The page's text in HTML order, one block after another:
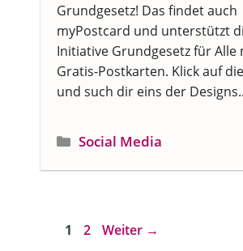
Grundgesetz! Das findet auch
myPostcard und unterstützt
Initiative Grundgesetz für Alle
Gratis-Postkarten. Klick auf
und such dir eins der
Kategorien
Social Media
Seite
1 Seite
2 Weiter →